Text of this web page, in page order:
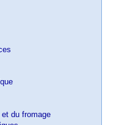
du fromage